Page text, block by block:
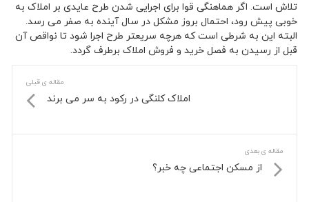
تلاش است. اگر هماهنگی قوا برای اجرایی شدن طرح عایدی بر املاک به
خوبی پیش رود، احتمال بروز مشکل در سال آینده به صفر می رسد.
البته این به شرطی است که هرچه سریعتر طرح اجرا شود تا نواقص آن
قبل از رسیدن به فصل خرید و فروش املاک برطرف گردد.
مقاله ی قبلی
املاک کلنگی در رکود به سر می برند
مقاله ی بعدی
از مسکن اجتماعی چه خبر؟